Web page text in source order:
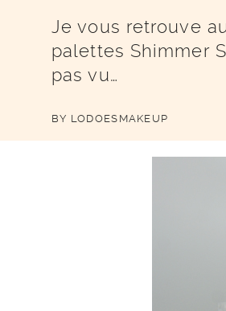
Je vous retrouve
palettes Shimmer
pas vu…
BY LODOESMAKEUP